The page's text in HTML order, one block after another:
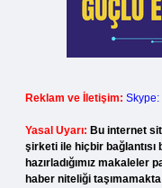
Reklam ve İletişim:
Yasal Uyarı: Bu internet
şirketi ile hiçbir bağlantısı
hazırladığımız
haber niteliği